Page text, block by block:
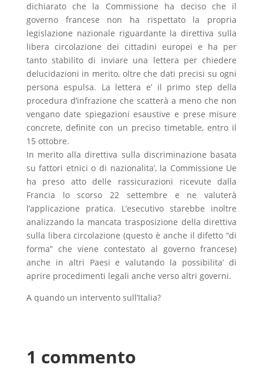
dichiarato che la Commissione ha deciso che il
governo francese non ha rispettato la propria
legislazione nazionale riguardante la direttiva sulla
libera circolazione dei cittadini europei e ha per
tanto stabilito di inviare una lettera per chiedere
delucidazioni in merito, oltre che dati precisi su ogni
persona espulsa. La lettera e’ il primo step della
procedura d’infrazione che scatterà a meno che non
vengano date spiegazioni esaustive e prese misure
concrete, definite con un preciso timetable, entro il
15 ottobre.
In merito alla direttiva sulla discriminazione basata
su fattori etnici o di nazionalita’, la Commissione Ue
ha preso atto delle rassicurazioni ricevute dalla
Francia lo scorso 22 settembre e ne valuterà
l’applicazione pratica. L’esecutivo starebbe inoltre
analizzando la mancata trasposizione della direttiva
sulla libera circolazione (questo è anche il difetto “di
forma” che viene contestato al governo francese)
anche in altri Paesi e valutando la possibilita’ di
aprire procedimenti legali anche verso altri governi.
A quando un intervento sull’Italia?
1 commento